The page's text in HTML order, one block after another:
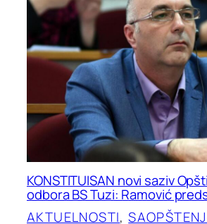
KONSTITUISAN novi saziv
odbora BS Tuzi: Ramović
AKTUELNOSTI,